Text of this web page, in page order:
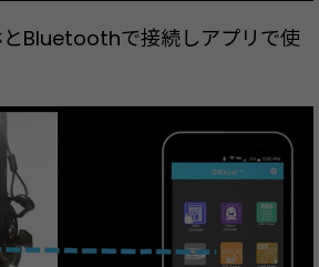
Bluetoothで接続しアプリで使